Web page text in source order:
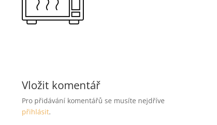
Vložit komentář
Pro přidávání komentářů se musíte nejdříve
přihlásit.